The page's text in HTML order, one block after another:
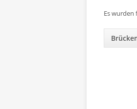
Es wurden